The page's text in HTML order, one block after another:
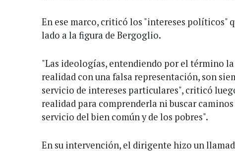
En ese marco, criticó los "intereses políticos"
lado a la figura de Bergoglio.
"Las ideologías, entendiendo por el término
realidad con una falsa representación, son
servicio de intereses particulares", criticó
realidad para comprenderla ni buscar
servicio del bien común y de los pobres".
En su intervención, el dirigente hizo un